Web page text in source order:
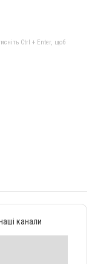
Ctrl + Enter, щоб
канали